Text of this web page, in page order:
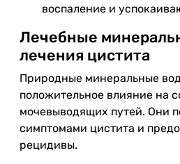
воспаление и
Лечебные
лечения цистита
Природные минеральные
положительное влияние на
мочевыводящих путей. Они
симптомами цистита и
рецидивы.